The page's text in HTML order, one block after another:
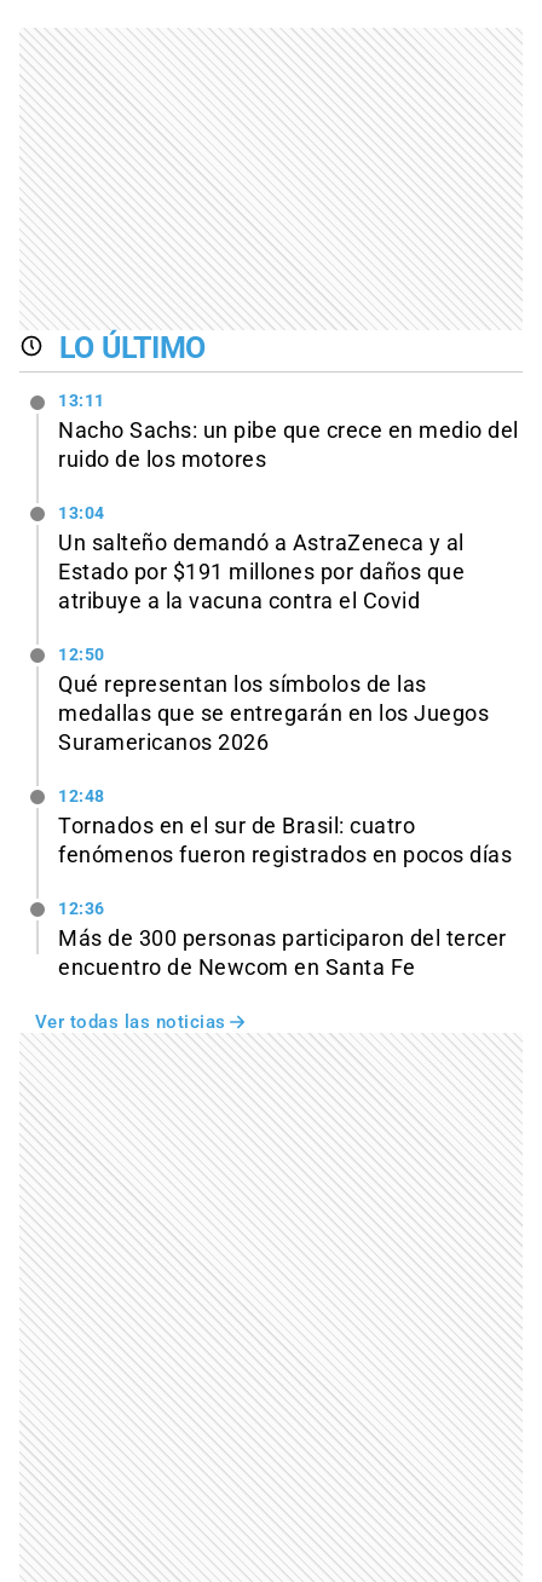
LO ÚLTIMO
13:11
Nacho Sachs: un pibe que crece en medio del
ruido de los motores
13:04
Un salteño demandó a AstraZeneca y al
Estado por $191 millones por daños que
atribuye a la vacuna contra el Covid
12:50
Qué representan los símbolos de las
medallas que se entregarán en los Juegos
Suramericanos 2026
12:48
Tornados en el sur de Brasil: cuatro
fenómenos fueron registrados en pocos días
12:36
Más de 300 personas participaron del tercer
encuentro de Newcom en Santa Fe
Ver todas las noticias